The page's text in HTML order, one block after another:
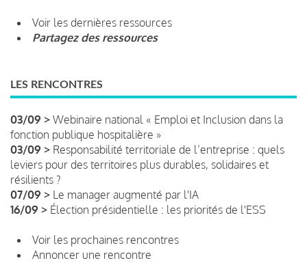
Voir les dernières ressources
Partagez des ressources
LES RENCONTRES
03/09 > Webinaire national « Emploi et Inclusion dans la
fonction publique hospitalière »
03/09 > Responsabilité territoriale de l’entreprise : quels
leviers pour des territoires plus durables, solidaires et
résilients ?
07/09 > Le manager augmenté par l'IA
16/09 > Élection présidentielle : les priorités de l'ESS
Voir les prochaines rencontres
Annoncer une rencontre